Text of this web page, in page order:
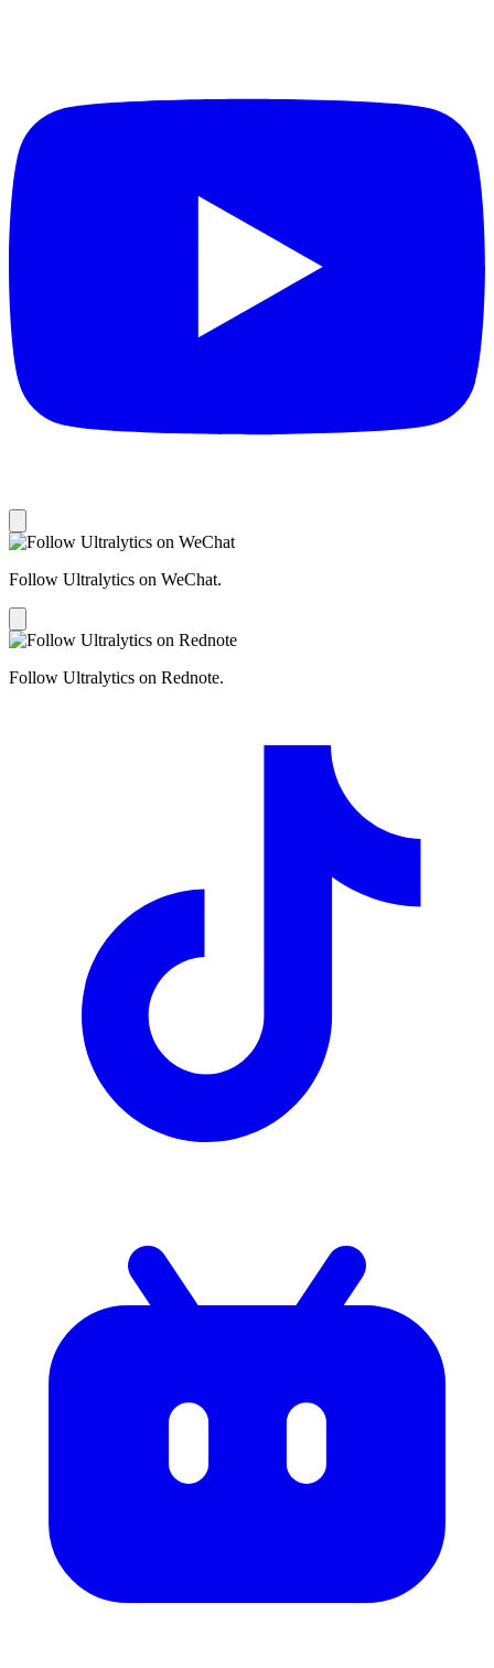
Follow Ultralytics on WeChat.
Follow Ultralytics on Rednote.